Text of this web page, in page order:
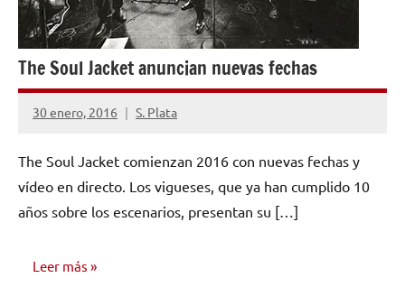
The Soul Jacket anuncian nuevas fechas
30 enero, 2016 S. Plata
1
The Soul Jacket comienzan 2016 con nuevas fechas y
vídeo en directo. Los vigueses, que ya han cumplido 10
años sobre los escenarios, presentan su […]
Leer más